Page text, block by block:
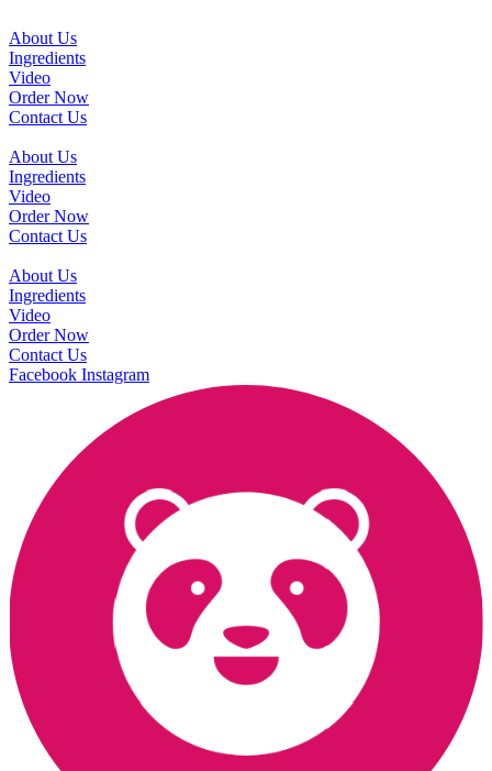
About Us
Ingredients
Video
Order Now
Contact Us
About Us
Ingredients
Video
Order Now
Contact Us
About Us
Ingredients
Video
Order Now
Contact Us
Facebook Instagram